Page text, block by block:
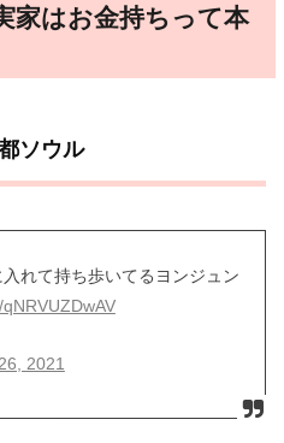
家はお金持ちって本
ソウル
れて持ち歩いてるヨンジュン
2021